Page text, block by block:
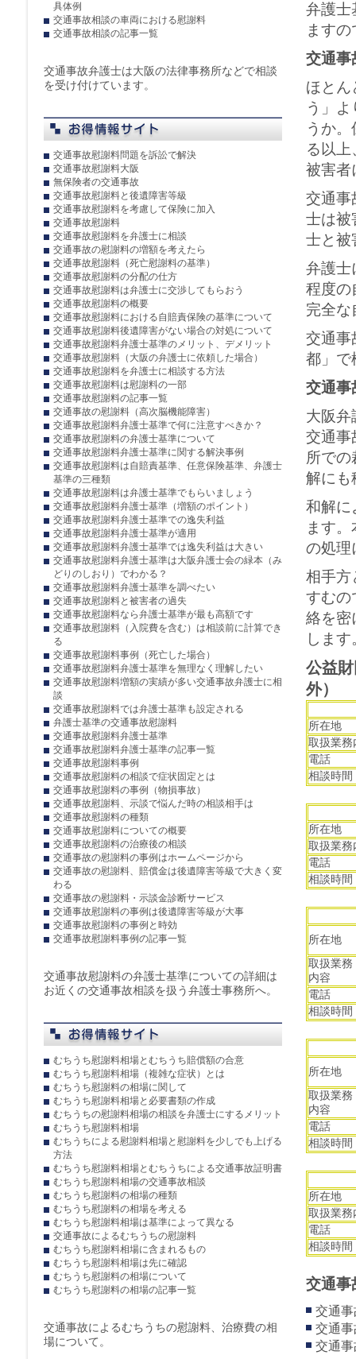
具体例
交通事故相談の車両における慰謝料
交通事故相談の記事一覧
交通事故弁護士は大阪の法律事務所などで相談
を受け付けています。
交通事故慰謝料問題を訴訟で解決
交通事故慰謝料大阪
無保険者の交通事故
交通事故慰謝料と後遺障害等級
交通事故慰謝料を考慮して保険に加入
交通事故慰謝料
交通事故慰謝料を弁護士に相談
交通事故の慰謝料の増額を考えたら
交通事故慰謝料（死亡慰謝料の基準）
交通事故慰謝料の分配の仕方
交通事故慰謝料は弁護士に交渉してもらおう
交通事故慰謝料の概要
交通事故慰謝料における自賠責保険の基準について
交通事故慰謝料後遺障害がない場合の対処について
交通事故慰謝料弁護士基準のメリット、デメリット
交通事故慰謝料（大阪の弁護士に依頼した場合）
交通事故慰謝料を弁護士に相談する方法
交通事故慰謝料は慰謝料の一部
交通事故慰謝料の記事一覧
交通事故の慰謝料（高次脳機能障害）
交通事故慰謝料弁護士基準で何に注意すべきか？
交通事故慰謝料の弁護士基準について
交通事故慰謝料弁護士基準に関する解決事例
交通事故慰謝料は自賠責基準、任意保険基準、弁護士
基準の三種類
交通事故慰謝料は弁護士基準でもらいましょう
交通事故慰謝料弁護士基準（増額のポイント）
交通事故慰謝料弁護士基準での逸失利益
交通事故慰謝料弁護士基準が適用
交通事故慰謝料弁護士基準では逸失利益は大きい
交通事故慰謝料弁護士基準は大阪弁護士会の緑本（み
どりのしおり）でわかる？
交通事故慰謝料弁護士基準を調べたい
交通事故慰謝料と被害者の過失
交通事故慰謝料なら弁護士基準が最も高額です
交通事故慰謝料（入院費を含む）は相談前に計算でき
る
交通事故慰謝料事例（死亡した場合）
交通事故慰謝料弁護士基準を無理なく理解したい
交通事故慰謝料増額の実績が多い交通事故弁護士に相
談
交通事故慰謝料では弁護士基準も設定される
弁護士基準の交通事故慰謝料
交通事故慰謝料弁護士基準
交通事故慰謝料弁護士基準の記事一覧
交通事故慰謝料事例
交通事故慰謝料の相談で症状固定とは
交通事故慰謝料の事例（物損事故）
交通事故慰謝料、示談で悩んだ時の相談相手は
交通事故慰謝料の種類
交通事故慰謝料についての概要
交通事故慰謝料の治療後の相談
交通事故の慰謝料の事例はホームページから
交通事故の慰謝料、賠償金は後遺障害等級で大きく変
わる
交通事故の慰謝料・示談金診断サービス
交通事故慰謝料の事例は後遺障害等級が大事
交通事故慰謝料の事例と時効
交通事故慰謝料事例の記事一覧
交通事故慰謝料の弁護士基準についての詳細は
お近くの交通事故相談を扱う弁護士事務所へ。
むちうち慰謝料相場とむちうち賠償額の合意
むちうち慰謝料相場（複雑な症状）とは
むちうち慰謝料の相場に関して
むちうち慰謝料相場と必要書類の作成
むちうちの慰謝料相場の相談を弁護士にするメリット
むちうち慰謝料相場
むちうちによる慰謝料相場と慰謝料を少しでも上げる
方法
むちうち慰謝料相場とむちうちによる交通事故証明書
むちうち慰謝料相場の交通事故相談
むちうち慰謝料の相場の種類
むちうち慰謝料の相場を考える
むちうち慰謝料相場は基準によって異なる
交通事故によるむちうちの慰謝料
むちうち慰謝料相場に含まれるもの
むちうち慰謝料相場は先に確認
むちうち慰謝料の相場について
むちうち慰謝料の相場の記事一覧
交通事故によるむちうちの慰謝料、治療費の相
場について。
弁護士
ます
交通事
ほとん
う」
うか
る以
被害者
交通事
士は被
士と被
弁護士
程度の
完全な
交通事
都 」
交通事
大阪弁
交通事
所で
解にも
和解に
ます
の処理
相手方
すむの
絡を密
します
公益
外）
所在地
取扱業務
電話
相談時間
所在地
取扱業務
電話
相談時間
所在地
取扱業務
内容
電話
相談時間
所在地
取扱業務
内容
電話
相談時間
所在地
取扱業務
電話
相談時間
交通事
交通
交通
交通